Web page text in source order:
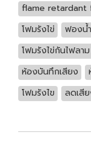
flame retardant
โฟมรังไข่
ฟองน้
โฟมรังไข่กันไฟลาม
ห้องบันทึกเสียง
โฟมรังไข
ลดเสี